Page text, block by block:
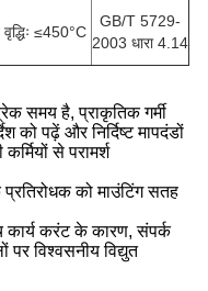
वृद्धिः ≤450°C
GB/T 5729-
2003 धारा 4.14
समय है, प्राकृतिक गर्मी
को पढ़ें और निर्दिष्ट मापदंडों
से परामर्श
को माउंटिंग सतह
कार्य करंट के कारण, संपर्क
विश्वसनीय विद्युत